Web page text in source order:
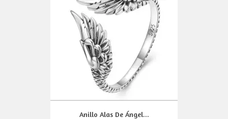
Anillo Alas De Ángel...